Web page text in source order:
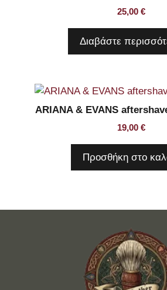
25,00 €
Διαβάστε
ARIANA & EVANS
19,00 €
Προσθήκη στο